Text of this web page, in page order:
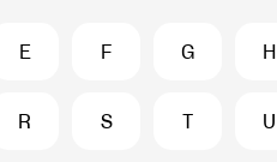
E F G H
R S T U